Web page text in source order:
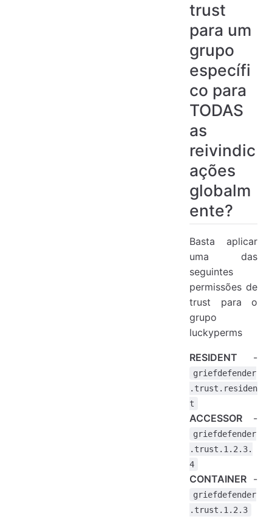
trust
para um
grupo
específi
co para
TODAS
as
reivindic
ações
globalm
ente?
Basta aplicar
uma das
seguintes
permissões de
trust para o
grupo
luckyperms
RESIDENT -
griefdefender
.trust.residen
t
ACCESSOR -
griefdefender
.trust.1.2.3.
4
CONTAINER -
griefdefender
.trust.1.2.3